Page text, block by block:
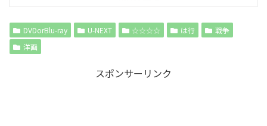
DVDorBlu-ray U-NEXT ☆☆☆☆ は行
戦争
洋画
スポンサーリンク